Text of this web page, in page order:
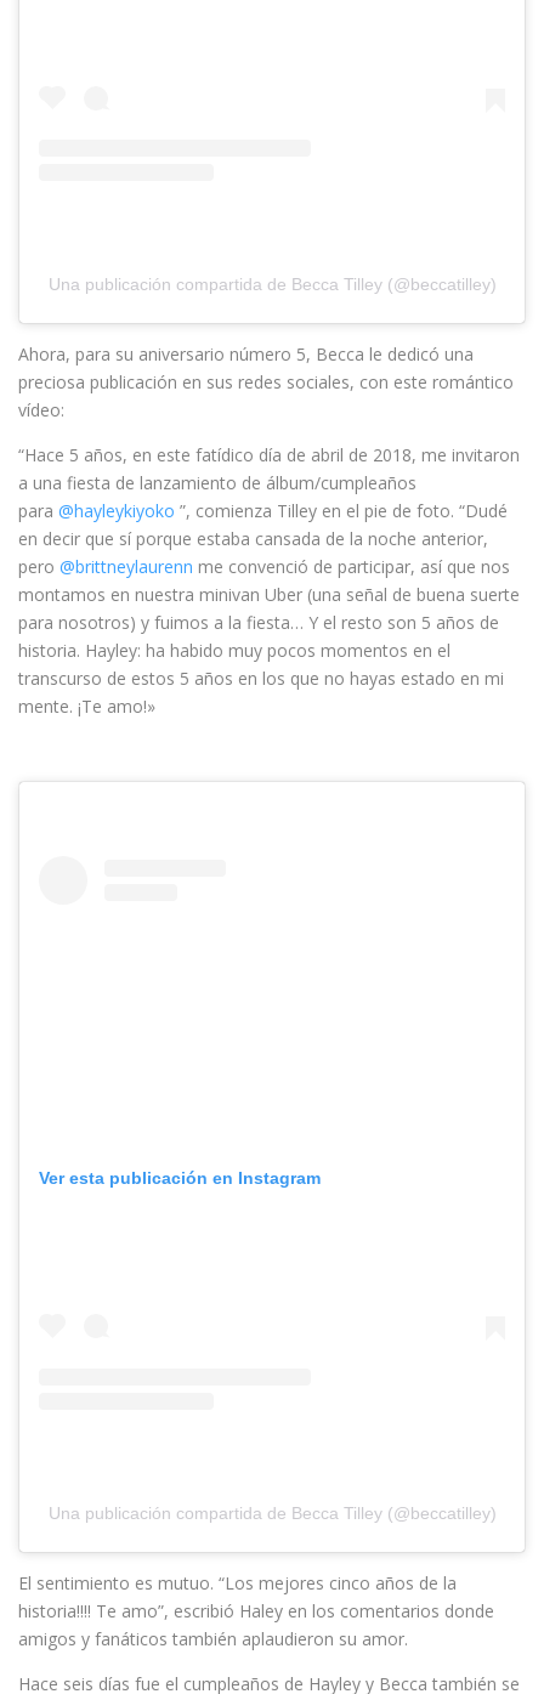
Una publicación compartida de Becca Tilley (@beccatilley)
Ahora, para su aniversario número 5, Becca le dedicó una
preciosa publicación en sus redes sociales, con este romántico
vídeo:
“Hace 5 años, en este fatídico día de abril de 2018, me invitaron
a una fiesta de lanzamiento de álbum/cumpleaños
para @hayleykiyoko ”, comienza Tilley en el pie de foto. “Dudé
en decir que sí porque estaba cansada de la noche anterior,
pero @brittneylaurenn me convenció de participar, así que nos
montamos en nuestra minivan Uber (una señal de buena suerte
para nosotros) y fuimos a la fiesta… Y el resto son 5 años de
historia. Hayley: ha habido muy pocos momentos en el
transcurso de estos 5 años en los que no hayas estado en mi
mente. ¡Te amo!»
Ver esta publicación en Instagram
Una publicación compartida de Becca Tilley (@beccatilley)
El sentimiento es mutuo. “Los mejores cinco años de la
historia!!!! Te amo”, escribió Haley en los comentarios donde
amigos y fanáticos también aplaudieron su amor.
Hace seis días fue el cumpleaños de Hayley y Becca también se